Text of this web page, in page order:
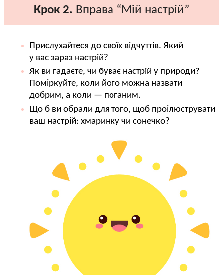
Крок 2. Вправа “Мій настрій”
Прислухайтеся до своїх відчуттів. Який
у вас зараз настрій?
Як ви гадаєте, чи буває настрій у природи?
Поміркуйте, коли його можна назвати
добрим, а коли — поганим.
Що б ви обрали для того, щоб проілюструвати
ваш настрій: хмаринку чи сонечко?